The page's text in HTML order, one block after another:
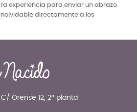
experiencia para enviar un abrazo
directamente a los
Orense 12, 2ª planta